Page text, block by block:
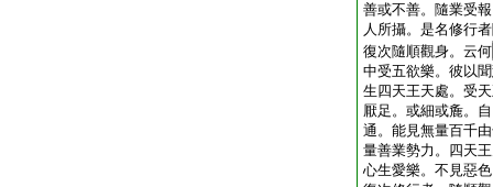
善或不善。隨業受
人所攝。是名修行
復次隨順觀身。云何
中受五欲樂。彼以
生四天王天處。受
厭足。或細或麁。
通。能見無量百千
量善業勢力。四天
心生愛樂。不見惡色